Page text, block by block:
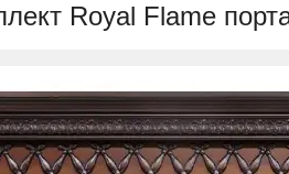
Royal Flame